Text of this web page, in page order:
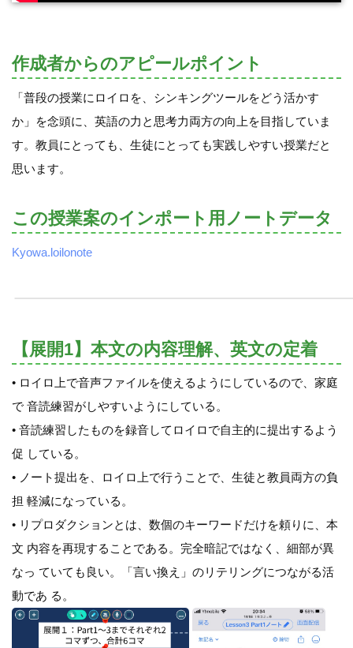
作成者からのアピールポイント
「普段の授業にロイロを、シンキングツールをどう活かす
か」を念頭に、英語の力と思考力両方の向上を目指していま
す。教員にとっても、生徒にとっても実践しやすい授業だと
思います。
この授業案のインポート用ノートデータ
Kyowa.loilonote
【展開1】本文の内容理解、英文の定着
• ロイロ上で音声ファイルを使えるようにしているので、家庭
で 音読練習がしやすいようにしている。
• 音読練習したものを録音してロイロで自主的に提出するよう
促 している。
• ノート提出を、ロイロ上で行うことで、生徒と教員両方の負
担 軽減になっている。
• リプロダクションとは、数個のキーワードだけを頼りに、本
文 内容を再現することである。完全暗記ではなく、細部が異
なっ ていても良い。「言い換え」のリテリングにつながる活
動であ る。